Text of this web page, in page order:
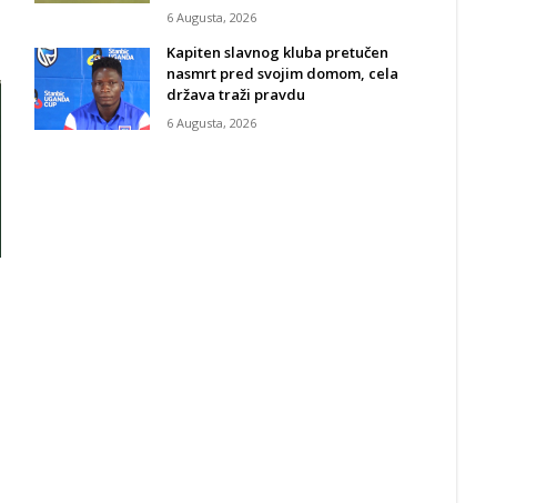
6 Augusta, 2026
Kapiten slavnog kluba pretučen
nasmrt pred svojim domom, cela
država traži pravdu
6 Augusta, 2026